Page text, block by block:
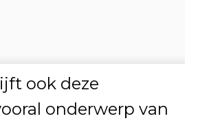
ook deze
onderwerp van